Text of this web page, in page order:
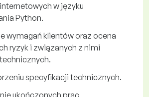
w języku
Python.
wymagań klientów oraz ocena
ryzyk i związanych z nimi
specyfikacji technicznych.